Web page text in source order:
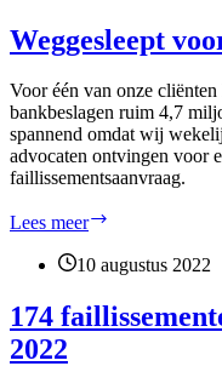
op
een
Polderborrel
Weggesleept
Voor één van onze
bankbeslagen ruim 4,7
spannend omdat wij
advocaten ontvingen voor
faillissementsaanvraag.
Lees meer
de
van
de
10 augustus 2022
174
2022